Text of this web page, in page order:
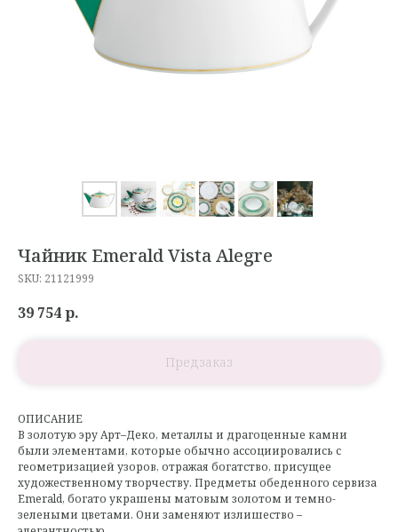
Чайник Emerald Vista Alegre
SKU: 21121999
39 754р.
ОПИСАНИЕ
В золотую эру Арт–Деко, металлы и драгоценные камни
были элементами, которые обычно ассоциировались с
геометризацией узоров, отражая богатство, присущее
художественному творчеству. Предметы обеденного сервиза
Emerald, богато украшены матовым золотом и темно-
зелеными цветами. Они заменяют излишество –